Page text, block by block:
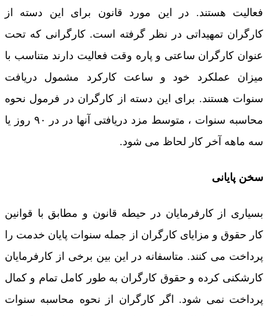
فعالیت هستند. در این مورد قانون برای این دسته از
کارگران تمهیداتی در نظر گرفته است. کارگرانی که تحت
عنوان کارگران ساعتی و پاره وقت فعالیت دارند متناسب با
میزان عملکرد خود و ساعت کارکرد مشمول دریافت
سنوات هستند. برای این دسته از کارگران در فرمول نحوه
محاسبه سنوات ، متوسط مزد دریافتی آنها در در ۹۰ روز یا
سه ماهه آخر کار لحاظ می شود.
سخن پایانی
بسیاری از کارفرمایان در حیطه قانون و مطابق با قوانین
کار حقوق و مزایای کارگران از جمله سنوات پایان خدمت را
پرداخت می کنند. متاسفانه در این بین برخی از کارفرمایان
کارشکنی کرده و حقوق کارگران به طور کامل تمام و کمال
پرداخت نمی شود. اگر کارگران از نحوه محاسبه سنوات